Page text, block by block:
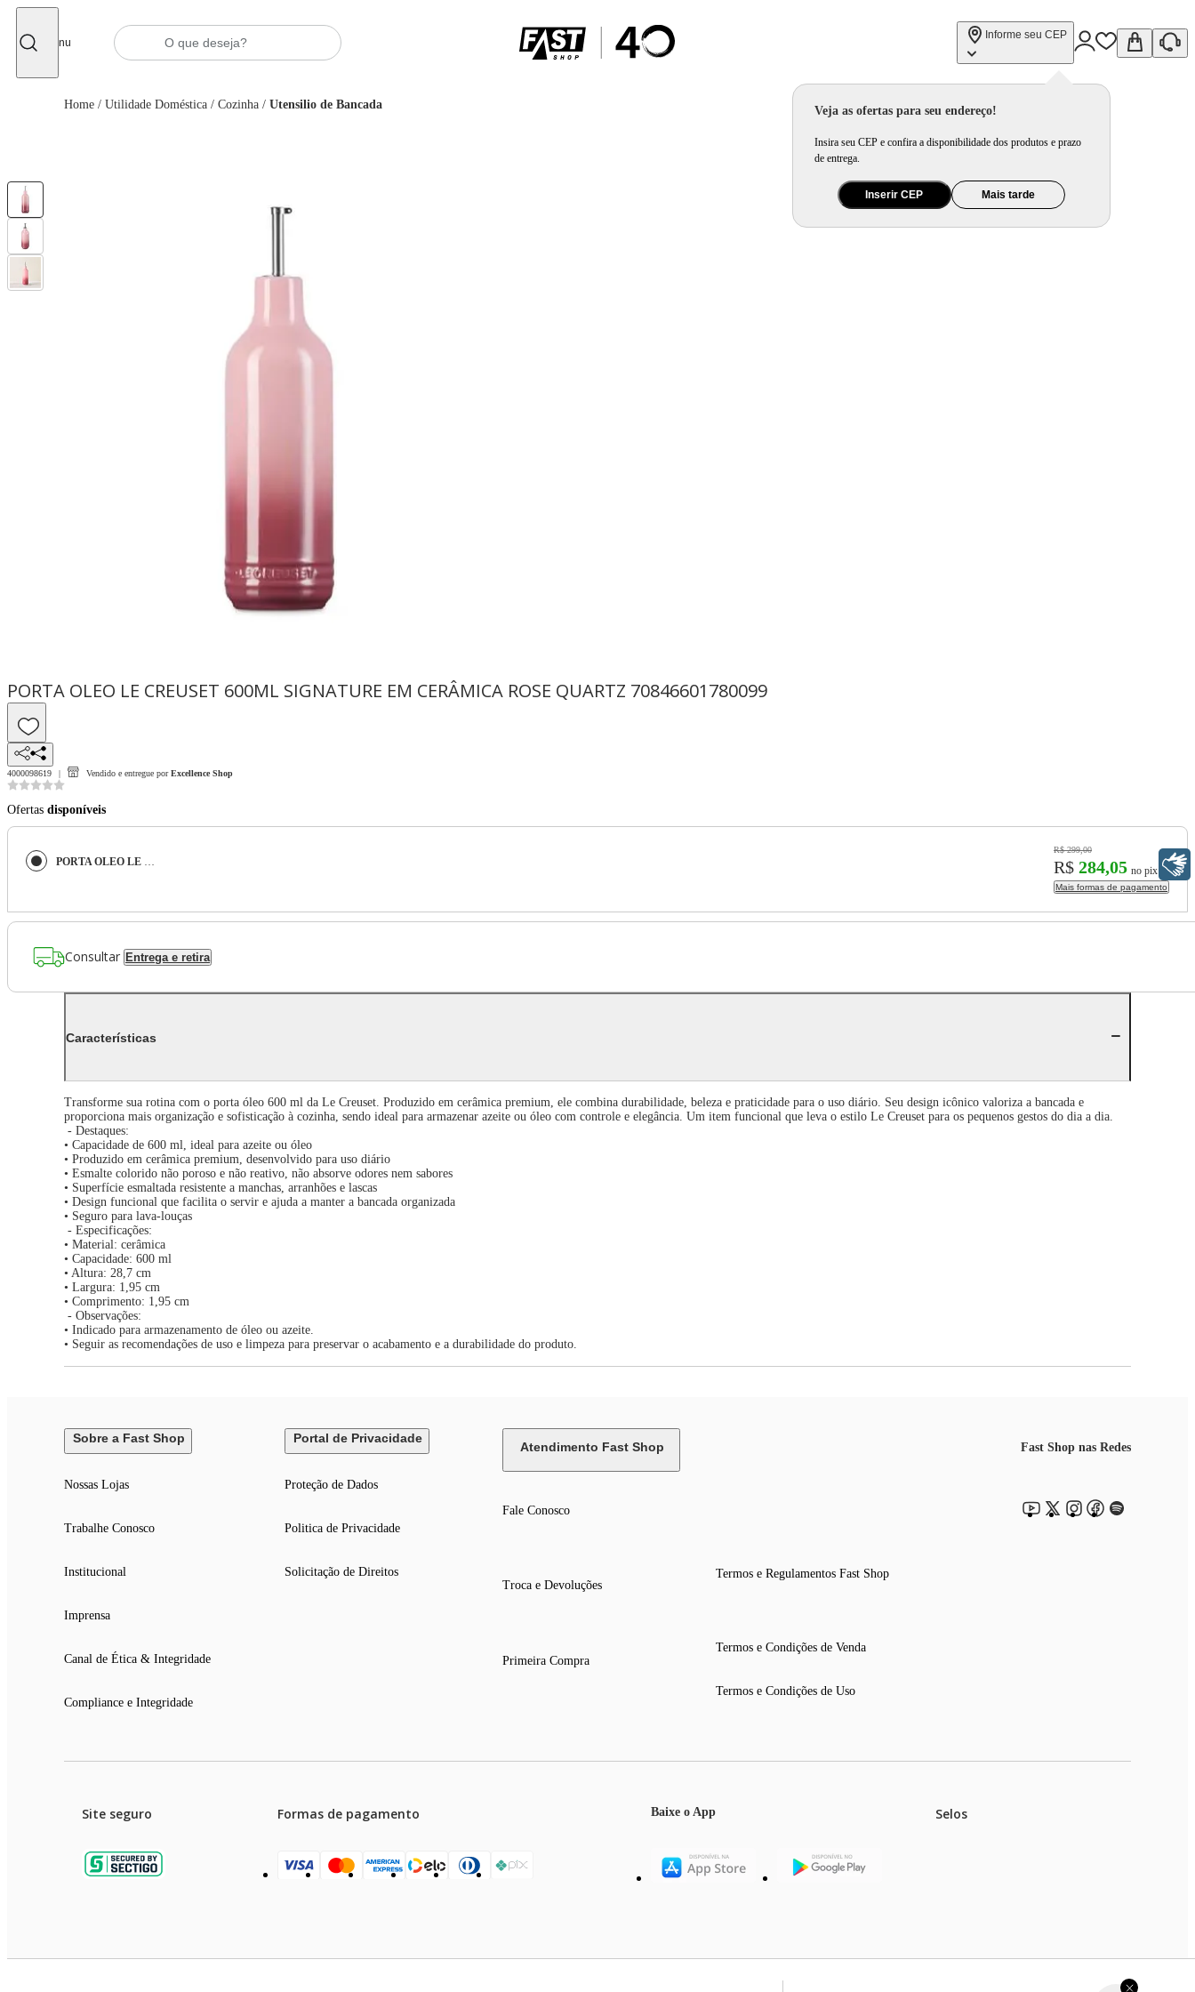
Menu
Informe seu CEP
Veja as ofertas para seu endereço!
Insira seu CEP e confira a disponibilidade dos produtos e prazo
de entrega.
Inserir CEP Mais tarde
Home / Utilidade Doméstica / Cozinha / Utensilio de Bancada
PORTA OLEO LE CREUSET 600ML SIGNATURE EM CERÂMICA ROSE QUARTZ 70846601780099
4000098619 Vendido e entregue por Excellence Shop
Ofertas disponíveis
PORTA OLEO LE CREUSET 600ML SIGNATURE EM CERÂMICA ROSE QUARTZ 70846601780099
R$ 299,00
R$ 284,05 no pix
Mais formas de pagamento
Consultar Entrega e retira
Características
Transforme sua rotina com o porta óleo 600 ml da Le Creuset. Produzido em cerâmica premium, ele combina durabilidade, beleza e praticidade para o uso diário. Seu design icônico valoriza a bancada e
proporciona mais organização e sofisticação à cozinha, sendo ideal para armazenar azeite ou óleo com controle e elegância. Um item funcional que leva o estilo Le Creuset para os pequenos gestos do dia a dia.
- Destaques:
• Capacidade de 600 ml, ideal para azeite ou óleo
• Produzido em cerâmica premium, desenvolvido para uso diário
• Esmalte colorido não poroso e não reativo, não absorve odores nem sabores
• Superfície esmaltada resistente a manchas, arranhões e lascas
• Design funcional que facilita o servir e ajuda a manter a bancada organizada
• Seguro para lava-louças
- Especificações:
• Material: cerâmica
• Capacidade: 600 ml
• Altura: 28,7 cm
• Largura: 1,95 cm
• Comprimento: 1,95 cm
- Observações:
• Indicado para armazenamento de óleo ou azeite.
• Seguir as recomendações de uso e limpeza para preservar o acabamento e a durabilidade do produto.
Sobre a Fast Shop
Nossas Lojas
Trabalhe Conosco
Institucional
Imprensa
Canal de Ética & Integridade
Compliance e Integridade
Portal de Privacidade
Proteção de Dados
Politica de Privacidade
Solicitação de Direitos
Atendimento Fast Shop
Fale Conosco
Troca e Devoluções
Primeira Compra
Termos e Regulamentos Fast Shop
Termos e Condições de Venda
Termos e Condições de Uso
Fast Shop nas Redes
Site seguro Formas de pagamento Baixe o App Selos
Libras